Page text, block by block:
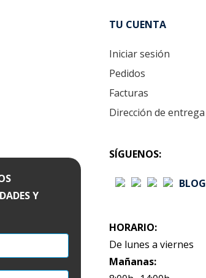
Y
TU CUENTA
Iniciar sesión
Pedidos
Facturas
Dirección de entrega
SÍGUENOS:
BLOG
HORARIO:
De lunes a viernes
Mañanas: